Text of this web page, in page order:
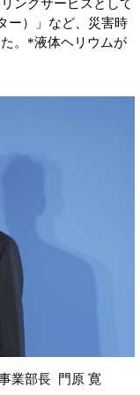
ングサービスとして
ー）」など、災害時
。*液体ヘリウムが
業部長 門原 寛